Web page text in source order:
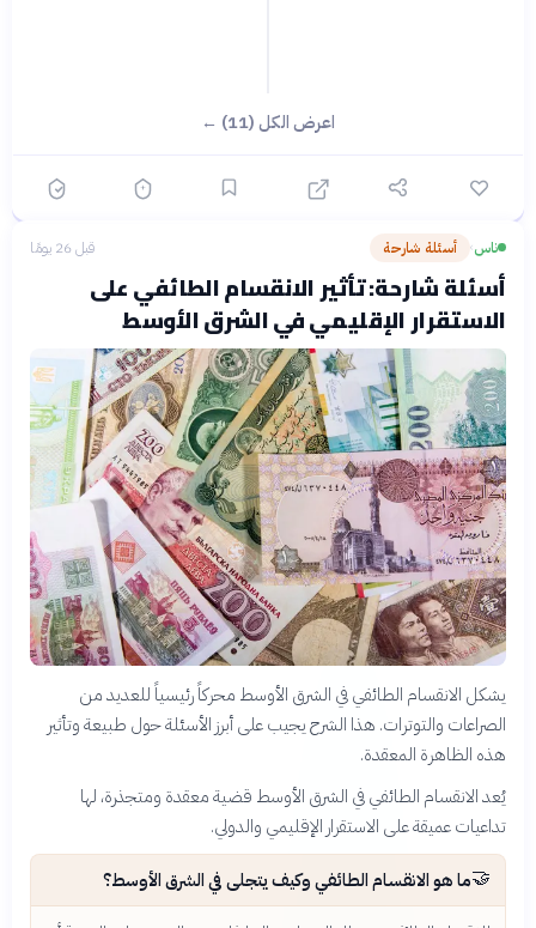
اعرض الكل (11) ←
ناس› أسئلة شارحة قبل 26 يومًا
أسئلة شارحة: تأثير الانقسام الطائفي على
الاستقرار الإقليمي في الشرق الأوسط
يشكل الانقسام الطائفي في الشرق الأوسط محركاً رئيسياً للعديد من
الصراعات والتوترات. هذا الشرح يجيب على أبرز الأسئلة حول طبيعة وتأثير
هذه الظاهرة المعقدة.
يُعد الانقسام الطائفي في الشرق الأوسط قضية معقدة ومتجذرة، لها
تداعيات عميقة على الاستقرار الإقليمي والدولي.
🤝ما هو الانقسام الطائفي وكيف يتجلى في الشرق الأوسط؟